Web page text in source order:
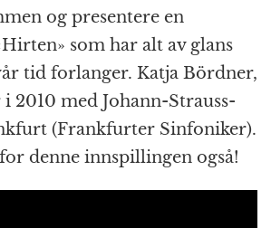
og presentere en
som har alt av glans
tid forlanger. Katja Bördner,
2010 med Johann-Strauss-
(Frankfurter Sinfoniker).
denne innspillingen også!